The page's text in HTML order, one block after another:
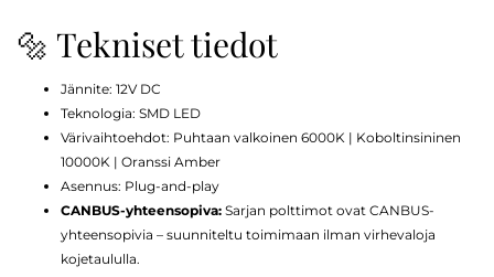
🔩 Tekniset tiedot
Jännite: 12V DC
Teknologia: SMD LED
Värivaihtoehdot: Puhtaan valkoinen 6000K | Koboltinsininen
10000K | Oranssi Amber
Asennus: Plug-and-play
CANBUS-yhteensopiva: Sarjan polttimot ovat CANBUS-
yhteensopivia – suunniteltu toimimaan ilman virhevaloja
kojetaululla.